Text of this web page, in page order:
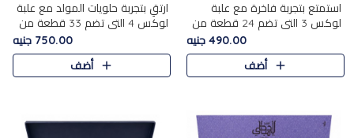
استمتع بتجربة فاخرة مع علبة
لوكس 3 التي تضم 24 قطعة من
أشهر حلويات المولد الشرقية
المختارة بعناية. تحتوي التشكيلة
على الجزرية بالفول، والملب..
490.00 جنيه
أضف
ارتقِ بتجربة حلويات المولد مع علبة
لوكس 4 التي تضم 33 قطعة من
تشكيلة فاخرة ومتنوعة من أشهر
الأصناف الشرقية. تحتوي العلبة على
الجزرية بالفول،..
750.00 جنيه
أضف